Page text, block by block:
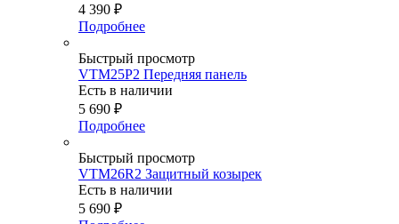
4 390 ₽
Подробнее
Быстрый просмотр
VTM25P2 Передняя панель
Есть в наличии
5 690 ₽
Подробнее
Быстрый просмотр
VTM26R2 Защитный козырек
Есть в наличии
5 690 ₽